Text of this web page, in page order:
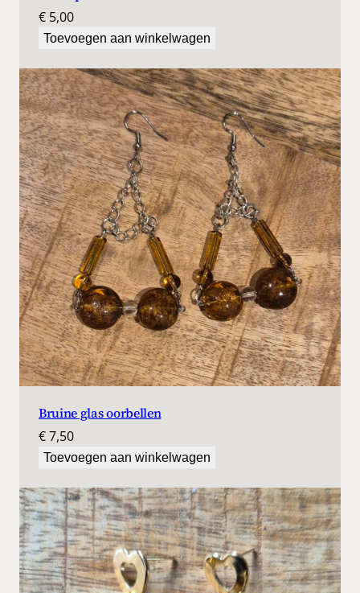
€ 5,00
Toevoegen aan winkelwagen
Bruine glas oorbellen
€7,50
Toevoegen aan winkelwagen